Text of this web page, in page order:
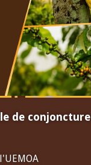
de conjoncture